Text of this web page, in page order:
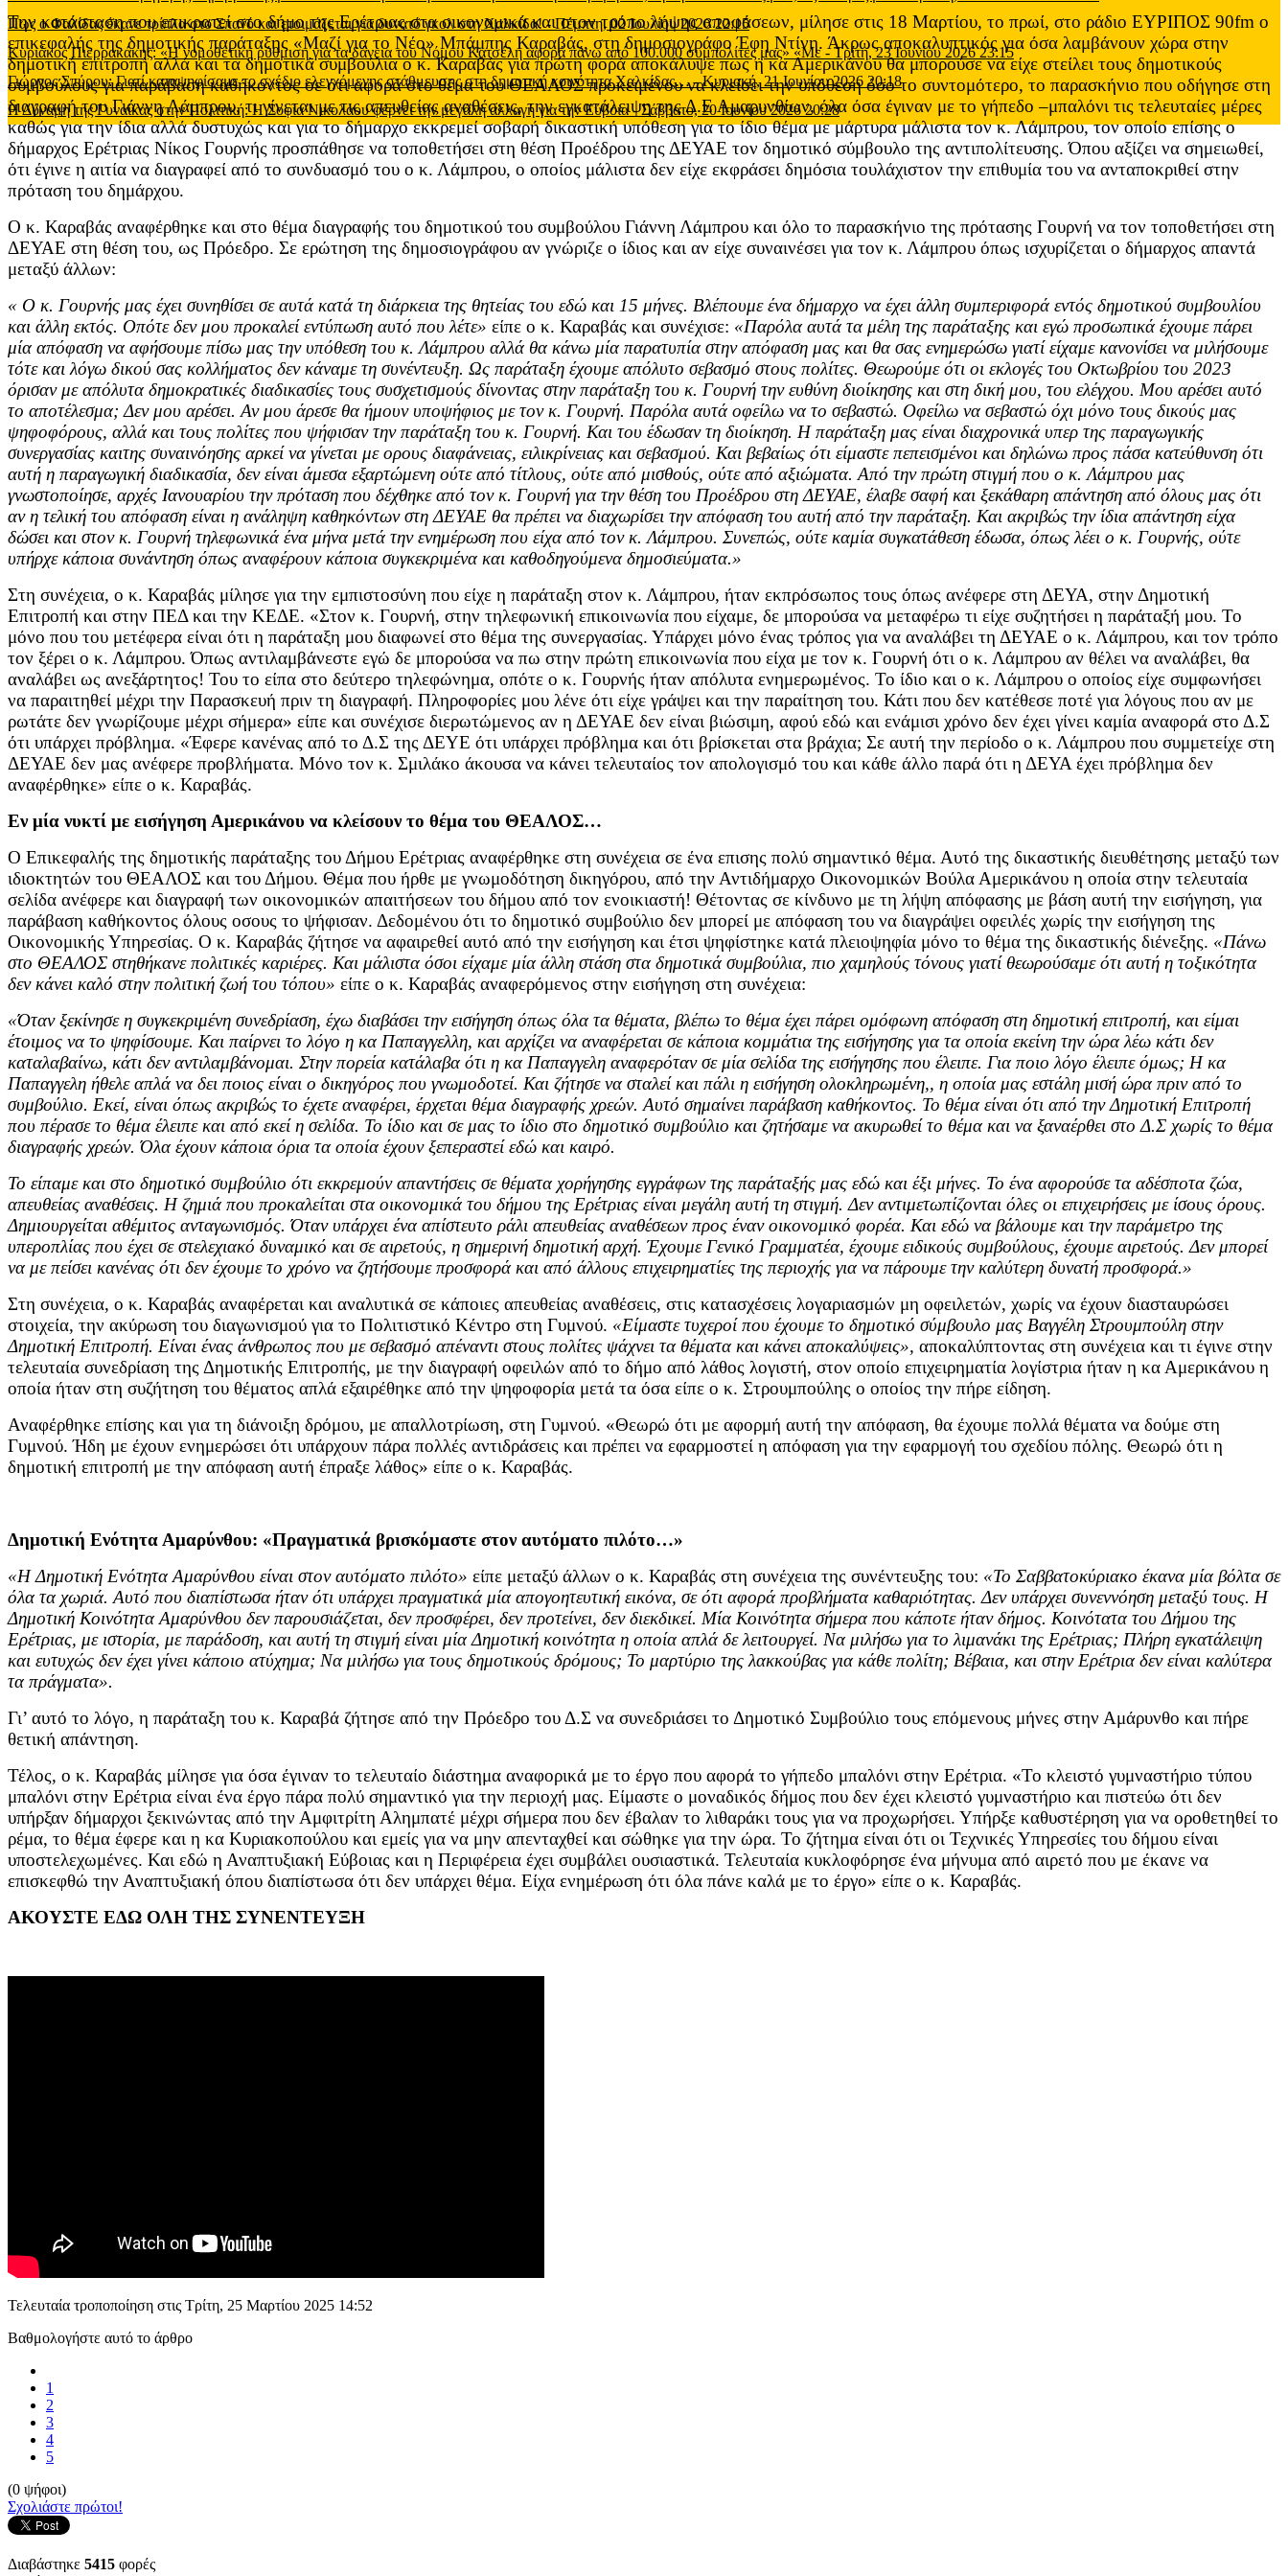
Πως ο Φαλίδας έκανε τρίπλα στο Σπανό και ετοιμάζεται για δυνατό γκολ στη Χαλκίδα!-Πέμπτη, 02 Ιουλίου 2026 22:15
Κυριάκος Πιερρακάκης: «Η νομοθετική ρύθμιση για τα δάνεια του Νόμου Κατσέλη αφορά πάνω από 100.000 συμπολίτες μας» «Με-Τρίτη, 23 Ιουνίου 2026 23:15
Γιώργος Σπύρου: Γιατί καταψηφίσαμε το σχέδιο ελεγχόμενης στάθμευσης στη δημοτική κοινότητα Χαλκίδας…-Κυριακή, 21 Ιουνίου 2026 20:18
Η Δύναμη της Γυναίκας στην Πολιτική: Η Σοφία Νικολάου φέρνει την μεγάλη αλλαγή για την Εύβοια-Σάββατο, 20 Ιουνίου 2026 20:28
Την κατάσταση που επικρατεί στο δήμο της Ερέτριας στα οικονομικά και στον τρόπο λήψης αποφάσεων, μίλησε στις 18 Μαρτίου, το πρωί, στο ράδιο ΕΥΡΙΠΟΣ 90fm ο
επικεφαλής της δημοτικής παράταξης «Μαζί για το Νέο» Μπάμπης Καραβάς, στη δημοσιογράφο Έφη Ντίνη. Άκρως αποκαλυπτικός για όσα λαμβάνουν χώρα στην
δημοτική επιτροπή αλλά και τα δημοτικά συμβούλια ο κ. Καραβάς για πρώτη φορά αποκάλυψε πως η κα Αμερικάνου θα μπορούσε να είχε στείλει τους δημοτικούς
συμβούλους για παράβαση καθήκοντος σε ότι αφορά στο θέμα του ΘΕΑΛΟΣ προκειμένου να κλείσει την υπόθεση όσο το συντομότερο, το παρασκήνιο που οδήγησε στη
διαγραφή του Γιάννη Λάμπρου, τι γίνεται με τις απευθείας αναθέσεις, την εγκατάλειψη της Δ.Ε Αμαρυνθίων, όλα όσα έγιναν με το γήπεδο –μπαλόνι τις τελευταίες μέρες
καθώς για την ίδια αλλά δυστυχώς και για το δήμαρχο εκκρεμεί σοβαρή δικαστική υπόθεση για το ίδιο θέμα με μάρτυρα μάλιστα τον κ. Λάμπρου, τον οποίο επίσης ο
δήμαρχος Ερέτριας Νίκος Γουρνής προσπάθησε να τοποθετήσει στη θέση Προέδρου της ΔΕΥΑΕ τον δημοτικό σύμβουλο της αντιπολίτευσης. Όπου αξίζει να σημειωθεί,
ότι έγινε η αιτία να διαγραφεί από το συνδυασμό του ο κ. Λάμπρου, ο οποίος μάλιστα δεν είχε εκφράσει δημόσια τουλάχιστον την επιθυμία του να ανταποκριθεί στην
πρόταση του δημάρχου.
Ο κ. Καραβάς αναφέρθηκε και στο θέμα διαγραφής του δημοτικού του συμβούλου Γιάννη Λάμπρου και όλο το παρασκήνιο της πρότασης Γουρνή να τον τοποθετήσει στη
ΔΕΥΑΕ στη θέση του, ως Πρόεδρο. Σε ερώτηση της δημοσιογράφου αν γνώριζε ο ίδιος και αν είχε συναινέσει για τον κ. Λάμπρου όπως ισχυρίζεται ο δήμαρχος απαντά
μεταξύ άλλων:
« Ο κ. Γουρνής μας έχει συνηθίσει σε αυτά κατά τη διάρκεια της θητείας του εδώ και 15 μήνες. Βλέπουμε ένα δήμαρχο να έχει άλλη συμπεριφορά εντός δημοτικού συμβουλίου
και άλλη εκτός. Οπότε δεν μου προκαλεί εντύπωση αυτό που λέτε» είπε ο κ. Καραβάς και συνέχισε: «Παρόλα αυτά τα μέλη της παράταξης και εγώ προσωπικά έχουμε πάρει
μία απόφαση να αφήσουμε πίσω μας την υπόθεση του κ. Λάμπρου αλλά θα κάνω μία παρατυπία στην απόφαση μας και θα σας ενημερώσω γιατί είχαμε κανονίσει να μιλήσουμε
τότε και λόγω δικού σας κολλήματος δεν κάναμε τη συνέντευξη. Ως παράταξη έχουμε απόλυτο σεβασμό στους πολίτες. Θεωρούμε ότι οι εκλογές του Οκτωβρίου του 2023
όρισαν με απόλυτα δημοκρατικές διαδικασίες τους συσχετισμούς δίνοντας στην παράταξη του κ. Γουρνή την ευθύνη διοίκησης και στη δική μου, του ελέγχου. Μου αρέσει αυτό
το αποτέλεσμα; Δεν μου αρέσει. Αν μου άρεσε θα ήμουν υποψήφιος με τον κ. Γουρνή. Παρόλα αυτά οφείλω να το σεβαστώ. Οφείλω να σεβαστώ όχι μόνο τους δικούς μας
ψηφοφόρους, αλλά και τους πολίτες που ψήφισαν την παράταξη του κ. Γουρνή. Και του έδωσαν τη διοίκηση. Η παράταξη μας είναι διαχρονικά υπερ της παραγωγικής
συνεργασίας καιτης συναινόησης αρκεί να γίνεται με ορους διαφάνειας, ειλικρίνειας και σεβασμού. Και βεβαίως ότι είμαστε πεπεισμένοι και δηλώνω προς πάσα κατεύθυνση ότι
αυτή η παραγωγική διαδικασία, δεν είναι άμεσα εξαρτώμενη ούτε από τίτλους, ούτε από μισθούς, ούτε από αξιώματα. Από την πρώτη στιγμή που ο κ. Λάμπρου μας
γνωστοποίησε, αρχές Ιανουαρίου την πρόταση που δέχθηκε από τον κ. Γουρνή για την θέση του Προέδρου στη ΔΕΥΑΕ, έλαβε σαφή και ξεκάθαρη απάντηση από όλους μας ότι
αν η τελική του απόφαση είναι η ανάληψη καθηκόντων στη ΔΕΥΑΕ θα πρέπει να διαχωρίσει την απόφαση του αυτή από την παράταξη. Και ακριβώς την ίδια απάντηση είχα
δώσει και στον κ. Γουρνή τηλεφωνικά ένα μήνα μετά την ενημέρωση που είχα από τον κ. Λάμπρου. Συνεπώς, ούτε καμία συγκατάθεση έδωσα, όπως λέει ο κ. Γουρνής, ούτε
υπήρχε κάποια συνάντηση όπως αναφέρουν κάποια συγκεκριμένα και καθοδηγούμενα δημοσιεύματα.»
Στη συνέχεια, ο κ. Καραβάς μίλησε για την εμπιστοσύνη που είχε η παράταξη στον κ. Λάμπρου, ήταν εκπρόσωπος τους όπως ανέφερε στη ΔΕΥΑ, στην Δημοτική
Επιτροπή και στην ΠΕΔ και την ΚΕΔΕ. «Στον κ. Γουρνή, στην τηλεφωνική επικοινωνία που είχαμε, δε μπορούσα να μεταφέρω τι είχε συζητήσει η παράταξή μου. Το
μόνο που του μετέφερα είναι ότι η παράταξη μου διαφωνεί στο θέμα της συνεργασίας. Υπάρχει μόνο ένας τρόπος για να αναλάβει τη ΔΕΥΑΕ ο κ. Λάμπρου, και τον τρόπο
τον ξέρει ο κ. Λάμπρου. Όπως αντιλαμβάνεστε εγώ δε μπορούσα να πω στην πρώτη επικοινωνία που είχα με τον κ. Γουρνή ότι ο κ. Λάμπρου αν θέλει να αναλάβει, θα
αναλάβει ως ανεξάρτητος! Του το είπα στο δεύτερο τηλεφώνημα, οπότε ο κ. Γουρνής ήταν απόλυτα ενημερωμένος. Το ίδιο και ο κ. Λάμπρου ο οποίος είχε συμφωνήσει
να παραιτηθεί μέχρι την Παρασκευή πριν τη διαγραφή. Πληροφορίες μου λένε ότι είχε γράψει και την παραίτηση του. Κάτι που δεν κατέθεσε ποτέ για λόγους που αν με
ρωτάτε δεν γνωρίζουμε μέχρι σήμερα» είπε και συνέχισε διερωτώμενος αν η ΔΕΥΑΕ δεν είναι βιώσιμη, αφού εδώ και ενάμισι χρόνο δεν έχει γίνει καμία αναφορά στο Δ.Σ
ότι υπάρχει πρόβλημα. «Έφερε κανένας από το Δ.Σ της ΔΕΥΕ ότι υπάρχει πρόβλημα και ότι βρίσκεται στα βράχια; Σε αυτή την περίοδο ο κ. Λάμπρου που συμμετείχε στη
ΔΕΥΑΕ δεν μας ανέφερε προβλήματα. Μόνο τον κ. Σμιλάκο άκουσα να κάνει τελευταίος τον απολογισμό του και κάθε άλλο παρά ότι η ΔΕΥΑ έχει πρόβλημα δεν
αναφέρθηκε» είπε ο κ. Καραβάς.
Εν μία νυκτί με εισήγηση Αμερικάνου να κλείσουν το θέμα του ΘΕΑΛΟΣ…
Ο Επικεφαλής της δημοτικής παράταξης του Δήμου Ερέτριας αναφέρθηκε στη συνέχεια σε ένα επισης πολύ σημαντικό θέμα. Αυτό της δικαστικής διευθέτησης μεταξύ των
ιδιοκτητών του ΘΕΑΛΟΣ και του Δήμου. Θέμα που ήρθε με γνωμοδότηση δικηγόρου, από την Αντιδήμαρχο Οικονομικών Βούλα Αμερικάνου η οποία στην τελευταία
σελίδα ανέφερε και διαγραφή των οικονομικών απαιτήσεων του δήμου από τον ενοικιαστή! Θέτοντας σε κίνδυνο με τη λήψη απόφασης με βάση αυτή την εισήγηση, για
παράβαση καθήκοντος όλους οσους το ψήφισαν. Δεδομένου ότι το δημοτικό συμβούλιο δεν μπορεί με απόφαση του να διαγράψει οφειλές χωρίς την εισήγηση της
Οικονομικής Υπηρεσίας. Ο κ. Καραβάς ζήτησε να αφαιρεθεί αυτό από την εισήγηση και έτσι ψηφίστηκε κατά πλειοψηφία μόνο το θέμα της δικαστικής διένεξης. «Πάνω
στο ΘΕΑΛΟΣ στηθήκανε πολιτικές καριέρες. Και μάλιστα όσοι είχαμε μία άλλη στάση στα δημοτικά συμβούλια, πιο χαμηλούς τόνους γιατί θεωρούσαμε ότι αυτή η τοξικότητα
δεν κάνει καλό στην πολιτική ζωή του τόπου» είπε ο κ. Καραβάς αναφερόμενος στην εισήγηση στη συνέχεια:
«Όταν ξεκίνησε η συγκεκριμένη συνεδρίαση, έχω διαβάσει την εισήγηση όπως όλα τα θέματα, βλέπω το θέμα έχει πάρει ομόφωνη απόφαση στη δημοτική επιτροπή, και είμαι
έτοιμος να το ψηφίσουμε. Και παίρνει το λόγο η κα Παπαγγελλη, και αρχίζει να αναφέρεται σε κάποια κομμάτια της εισήγησης για τα οποία εκείνη την ώρα λέω κάτι δεν
καταλαβαίνω, κάτι δεν αντιλαμβάνομαι. Στην πορεία κατάλαβα ότι η κα Παπαγγελη αναφερόταν σε μία σελίδα της εισήγησης που έλειπε. Για ποιο λόγο έλειπε όμως; Η κα
Παπαγγελη ήθελε απλά να δει ποιος είναι ο δικηγόρος που γνωμοδοτεί. Και ζήτησε να σταλεί και πάλι η εισήγηση ολοκληρωμένη,, η οποία μας εστάλη μισή ώρα πριν από το
συμβούλιο. Εκεί, είναι όπως ακριβώς το έχετε αναφέρει, έρχεται θέμα διαγραφής χρεών. Αυτό σημαίνει παράβαση καθήκοντος. Το θέμα είναι ότι από την Δημοτική Επιτροπή
που πέρασε το θέμα έλειπε και από εκεί η σελίδα. Το ίδιο και σε μας το ίδιο στο δημοτικό συμβούλιο και ζητήσαμε να ακυρωθεί το θέμα και να ξαναέρθει στο Δ.Σ χωρίς το θέμα
διαγραφής χρεών. Όλα έχουν κάποια όρια τα οποία έχουν ξεπεραστεί εδώ και καιρό.
Το είπαμε και στο δημοτικό συμβούλιο ότι εκκρεμούν απαντήσεις σε θέματα χορήγησης εγγράφων της παράταξής μας εδώ και έξι μήνες. Το ένα αφορούσε τα αδέσποτα ζώα,
απευθείας αναθέσεις. Η ζημιά που προκαλείται στα οικονομικά του δήμου της Ερέτριας είναι μεγάλη αυτή τη στιγμή. Δεν αντιμετωπίζονται όλες οι επιχειρήσεις με ίσους όρους.
Δημιουργείται αθέμιτος ανταγωνισμός. Όταν υπάρχει ένα απίστευτο ράλι απευθείας αναθέσεων προς έναν οικονομικό φορέα. Και εδώ να βάλουμε και την παράμετρο της
υπεροπλίας που έχει σε στελεχιακό δυναμικό και σε αιρετούς, η σημερινή δημοτική αρχή. Έχουμε Γενικό Γραμματέα, έχουμε ειδικούς συμβούλους, έχουμε αιρετούς. Δεν μπορεί
να με πείσει κανένας ότι δεν έχουμε το χρόνο να ζητήσουμε προσφορά και από άλλους επιχειρηματίες της περιοχής για να πάρουμε την καλύτερη δυνατή προσφορά.»
Στη συνέχεια, ο κ. Καραβάς αναφέρεται και αναλυτικά σε κάποιες απευθείας αναθέσεις, στις κατασχέσεις λογαριασμών μη οφειλετών, χωρίς να έχουν διασταυρώσει
στοιχεία, την ακύρωση του διαγωνισμού για το Πολιτιστικό Κέντρο στη Γυμνού. «Είμαστε τυχεροί που έχουμε το δημοτικό σύμβουλο μας Βαγγέλη Στρουμπούλη στην
Δημοτική Επιτροπή. Είναι ένας άνθρωπος που με σεβασμό απέναντι στους πολίτες ψάχνει τα θέματα και κάνει αποκαλύψεις», αποκαλύπτοντας στη συνέχεια και τι έγινε στην
τελευταία συνεδρίαση της Δημοτικής Επιτροπής, με την διαγραφή οφειλών από το δήμο από λάθος λογιστή, στον οποίο επιχειρηματία λογίστρια ήταν η κα Αμερικάνου η
οποία ήταν στη συζήτηση του θέματος απλά εξαιρέθηκε από την ψηφοφορία μετά τα όσα είπε ο κ. Στρουμπούλης ο οποίος την πήρε είδηση.
Αναφέρθηκε επίσης και για τη διάνοιξη δρόμου, με απαλλοτρίωση, στη Γυμνού. «Θεωρώ ότι με αφορμή αυτή την απόφαση, θα έχουμε πολλά θέματα να δούμε στη
Γυμνού. Ήδη με έχουν ενημερώσει ότι υπάρχουν πάρα πολλές αντιδράσεις και πρέπει να εφαρμοστεί η απόφαση για την εφαρμογή του σχεδίου πόλης. Θεωρώ ότι η
δημοτική επιτροπή με την απόφαση αυτή έπραξε λάθος» είπε ο κ. Καραβάς.
Δημοτική Ενότητα Αμαρύνθου: «Πραγματικά βρισκόμαστε στον αυτόματο πιλότο…»
«Η Δημοτική Ενότητα Αμαρύνθου είναι στον αυτόματο πιλότο» είπε μεταξύ άλλων ο κ. Καραβάς στη συνέχεια της συνέντευξης του: «Το Σαββατοκύριακο έκανα μία βόλτα σε
όλα τα χωριά. Αυτό που διαπίστωσα ήταν ότι υπάρχει πραγματικά μία απογοητευτική εικόνα, σε ότι αφορά προβλήματα καθαριότητας. Δεν υπάρχει συνεννόηση μεταξύ τους. Η
Δημοτική Κοινότητα Αμαρύνθου δεν παρουσιάζεται, δεν προσφέρει, δεν προτείνει, δεν διεκδικεί. Μία Κοινότητα σήμερα που κάποτε ήταν δήμος. Κοινότατα του Δήμου της
Ερέτριας, με ιστορία, με παράδοση, και αυτή τη στιγμή είναι μία Δημοτική κοινότητα η οποία απλά δε λειτουργεί. Να μιλήσω για το λιμανάκι της Ερέτριας; Πλήρη εγκατάλειψη
και ευτυχώς δεν έχει γίνει κάποιο ατύχημα; Να μιλήσω για τους δημοτικούς δρόμους; Το μαρτύριο της λακκούβας για κάθε πολίτη; Βέβαια, και στην Ερέτρια δεν είναι καλύτερα
τα πράγματα».
Γι’ αυτό το λόγο, η παράταξη του κ. Καραβά ζήτησε από την Πρόεδρο του Δ.Σ να συνεδριάσει το Δημοτικό Συμβούλιο τους επόμενους μήνες στην Αμάρυνθο και πήρε
θετική απάντηση.
Τέλος, ο κ. Καραβάς μίλησε για όσα έγιναν το τελευταίο διάστημα αναφορικά με το έργο που αφορά το γήπεδο μπαλόνι στην Ερέτρια. «Το κλειστό γυμναστήριο τύπου
μπαλόνι στην Ερέτρια είναι ένα έργο πάρα πολύ σημαντικό για την περιοχή μας. Είμαστε ο μοναδικός δήμος που δεν έχει κλειστό γυμναστήριο και πιστεύω ότι δεν
υπήρξαν δήμαρχοι ξεκινώντας από την Αμφιτρίτη Αλημπατέ μέχρι σήμερα που δεν έβαλαν το λιθαράκι τους για να προχωρήσει. Υπήρξε καθυστέρηση για να οροθετηθεί το
ρέμα, το θέμα έφερε και η κα Κυριακοπούλου και εμείς για να μην απενταχθεί και σώθηκε για την ώρα. Το ζήτημα είναι ότι οι Τεχνικές Υπηρεσίες του δήμου είναι
υποστελεχωμένες. Και εδώ η Αναπτυξιακή Εύβοιας και η Περιφέρεια έχει συμβάλει ουσιαστικά. Τελευταία κυκλοφόρησε ένα μήνυμα από αιρετό που με έκανε να
επισκεφθώ την Αναπτυξιακή όπου διαπίστωσα ότι δεν υπάρχει θέμα. Είχα ενημέρωση ότι όλα πάνε καλά με το έργο» είπε ο κ. Καραβάς.
ΑΚΟΥΣΤΕ ΕΔΩ ΟΛΗ ΤΗΣ ΣΥΝΕΝΤΕΥΞΗ
Τελευταία τροποποίηση στις Τρίτη, 25 Μαρτίου 2025 14:52
Βαθμολογήστε αυτό το άρθρο
1
2
3
4
5
(0 ψήφοι)
Σχολιάστε πρώτοι!
Διαβάστηκε 5415 φορές